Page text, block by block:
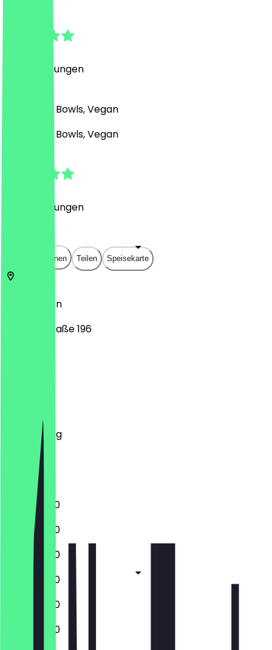
Bewertungen
Fast Food, Bowls, Vegan
Fast Food, Bowls, Vegan
Bewertungen
In App öffnen Teilen Speisekarte
Essen
Steeler Straße 196
Mittwoch
Donnerstag
Samstag
Sonntag
11:30 - 20:00
11:30 - 20:00
11:30 - 20:00
11:30 - 20:00
11:30 - 20:00
11:30 - 20:00